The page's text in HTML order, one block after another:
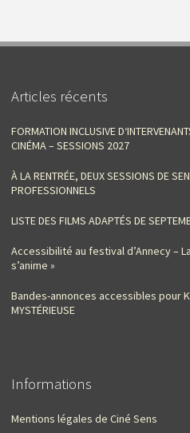
Articles récents
FORMATION INCLUSIVE
CINÉMA – SESSIONS 2027
À LA RENTRÉE, DEUX SESSIONS DE
PROFESSIONNELS
LISTE DES FILMS ADAPTÉS DE
Accessibilité au festival d’Annecy –
s’anime »
Bandes-annonces accessibles pour
MYSTÉRIEUSE
Informations
Mentions légales de Ciné Sens